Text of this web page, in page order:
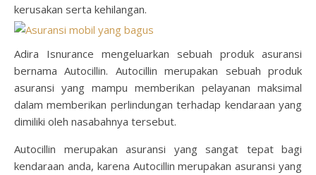
kerusakan serta kehilangan.
Adira Isnurance mengeluarkan sebuah produk asuransi
bernama Autocillin. Autocillin merupakan sebuah produk
asuransi yang mampu memberikan pelayanan maksimal
dalam memberikan perlindungan terhadap kendaraan yang
dimiliki oleh nasabahnya tersebut.
Autocillin merupakan asuransi yang sangat tepat bagi
kendaraan anda, karena Autocillinmerupakan asuransi yang